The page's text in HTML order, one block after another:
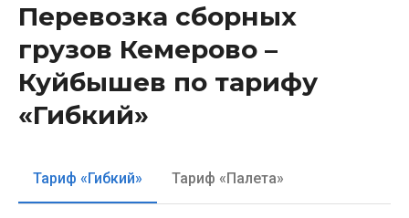
Перевозка сборных
грузов Кемерово –
Куйбышев по тарифу
«Гибкий»
Тариф «Гибкий» Тариф «Палета»